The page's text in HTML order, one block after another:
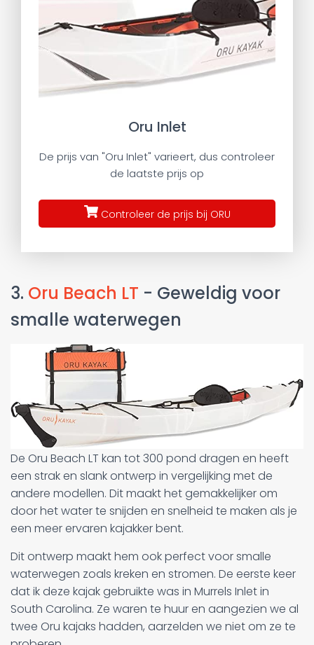
Oru Inlet
De prijs van "Oru Inlet" varieert, dus controleer
de laatste prijs op
Controleer de prijs bij ORU
3. Oru Beach LT - Geweldig voor
smalle waterwegen
De Oru Beach LT kan tot 300 pond dragen en heeft
een strak en slank ontwerp in vergelijking met de
andere modellen. Dit maakt het gemakkelijker om
door het water te snijden en snelheid te maken als je
een meer ervaren kajakker bent.
Dit ontwerp maakt hem ook perfect voor smalle
waterwegen zoals kreken en stromen. De eerste keer
dat ik deze kajak gebruikte was in Murrels Inlet in
South Carolina. Ze waren te huur en aangezien we al
twee Oru kajaks hadden, aarzelden we niet om ze te